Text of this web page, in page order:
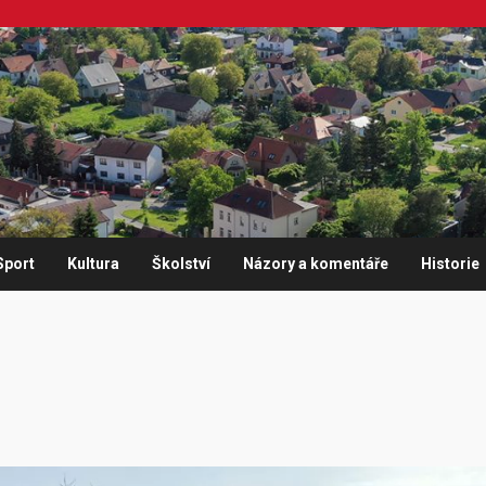
Kultura Školství Názory a komentáře Historie